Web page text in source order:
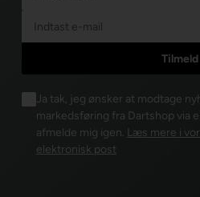
Ja tak, jeg ønsker at modtage
markedsføring fra Dartshop via
afmelde mig igen. Læs mere i
elektronisk post